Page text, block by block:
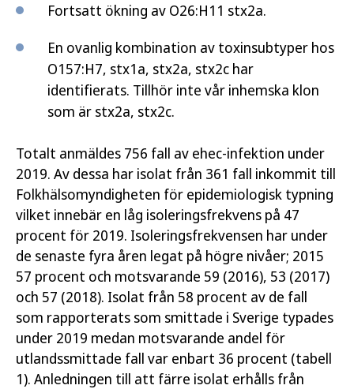
Fortsatt ökning av O26:H11 stx2a.
En ovanlig kombination av toxinsubtyper hos
O157:H7, stx1a, stx2a, stx2c har
identifierats. Tillhör inte vår inhemska klon
som är stx2a, stx2c.
Totalt anmäldes 756 fall av ehec-infektion under
2019. Av dessa har isolat från 361 fall inkommit till
Folkhälsomyndigheten för epidemiologisk typning
vilket innebär en låg isoleringsfrekvens på 47
procent för 2019. Isoleringsfrekvensen har under
de senaste fyra åren legat på högre nivåer; 2015
57 procent och motsvarande 59 (2016), 53 (2017)
och 57 (2018). Isolat från 58 procent av de fall
som rapporterats som smittade i Sverige typades
under 2019 medan motsvarande andel för
utlandssmittade fall var enbart 36 procent (tabell
1). Anledningen till att färre isolat erhålls från